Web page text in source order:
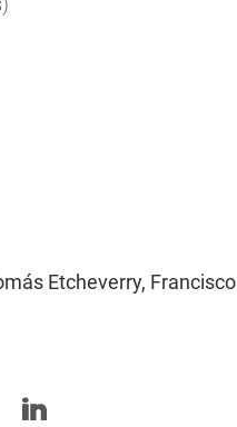
Etcheverry, Francisco